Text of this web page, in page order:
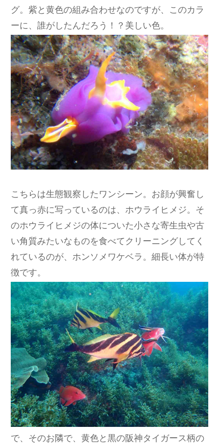
グ。紫と黄色の組み合わせなのですが、このカラ
ーに、誰がしたんだろう！？美しい色。
こちらは生態観察したワンシーン。お顔が興奮し
て真っ赤に写っているのは、ホウライヒメジ。そ
のホウライヒメジの体についた小さな寄生虫や古
い角質みたいなものを食べてクリーニングしてく
れているのが、ホンソメワケベラ。細長い体が特
徴です。
で、そのお隣で、黄色と黒の阪神タイガース柄の